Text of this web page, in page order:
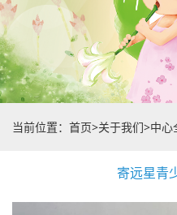
当前位置： 首页>关于我们>中心
寄远星青